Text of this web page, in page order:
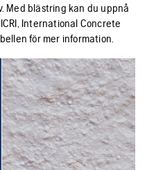
Med blästring kan du uppnå
International Concrete
för mer information.